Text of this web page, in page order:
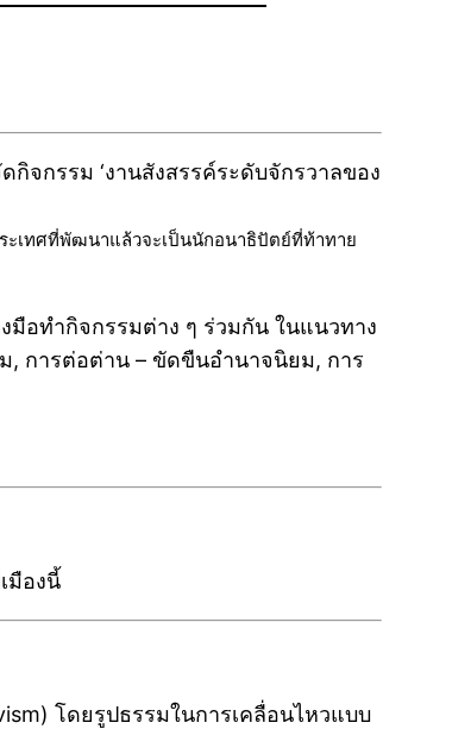
จกรรม ‘งานสังสรรค์ระดับจักรวาลของ
ะเทศที่พัฒนาแล้วจะเป็นนักอนาธิปัตย์ที่ท้าทาย
มือทำกิจกรรมต่าง ๆ ร่วมกัน ในแนวทาง
, การต่อต่าน – ขัดขืนอำนาจนิยม, การ
มืองนี้
โดยรูปธรรมในการเคลื่อนไหวแบบ